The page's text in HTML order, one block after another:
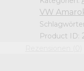
VW
Product ID: